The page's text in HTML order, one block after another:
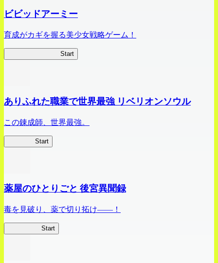
ビビッドアーミー
育成がカギを握る美少女戦略ゲーム！
Start
ありふれた職業で世界最強 リベリオンソウル
この錬成師、世界最強。
Start
薬屋のひとりごと 後宮異聞録
毒を見破り、薬で切り拓け――！
Start